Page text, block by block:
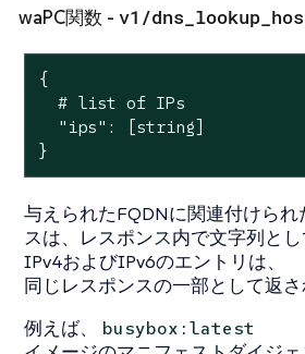
waPC関数 - v1/
{
  # list of IPs
  "ips": [string]
}
与えられたFQDNに関連付けら
スは、レスポンス内で文字列とし
IPv4およびIPv6のエントリは、
同じレスポンスの一部として返さ
例えば、
busybox:latest